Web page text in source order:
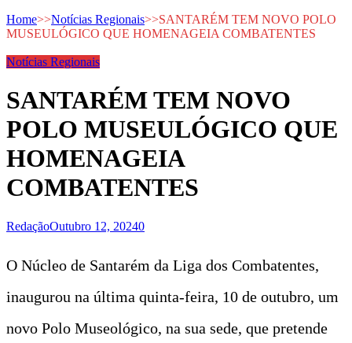
Home>>Notícias Regionais>>SANTARÉM TEM NOVO POLO
MUSEULÓGICO QUE HOMENAGEIA COMBATENTES
Notícias Regionais
SANTARÉM TEM NOVO
POLO MUSEULÓGICO QUE
HOMENAGEIA
COMBATENTES
RedaçãoOutubro 12, 20240
O Núcleo de Santarém da Liga dos Combatentes,
inaugurou na última quinta-feira, 10 de outubro, um
novo Polo Museológico, na sua sede, que pretende